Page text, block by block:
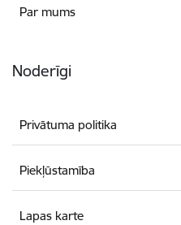
Par mums
Noderīgi
Privātuma politika
Piekļūstamība
Lapas karte